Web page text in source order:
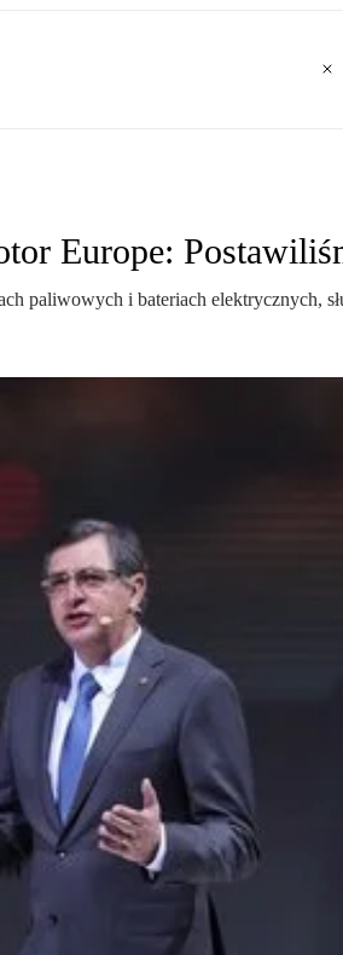
Europe:
paliwowych i bateriach elektrycznych,